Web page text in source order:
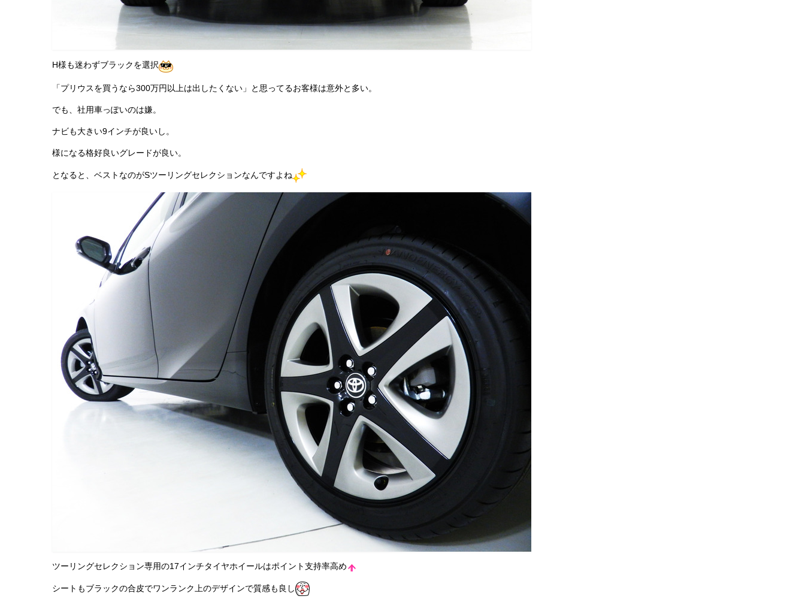
H様も迷わずブラックを選択
「プリウスを買うなら300万円以上は出したくない」と思ってるお客様は意外と多い。
でも、社用車っぽいのは嫌。
ナビも大きい9インチが良いし。
様になる格好良いグレードが良い。
となると、ベストなのがSツーリングセレクションなんですよね
ツーリングセレクション専用の17インチタイヤホイールはポイント支持率高め
シートもブラックの合皮でワンランク上のデザインで質感も良し